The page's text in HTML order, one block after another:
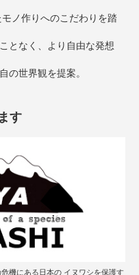
ノ作りへのこだわりを踏
となく、より自由な発想
の世界観を提案。
す
機にある日本の イヌワシを保護す